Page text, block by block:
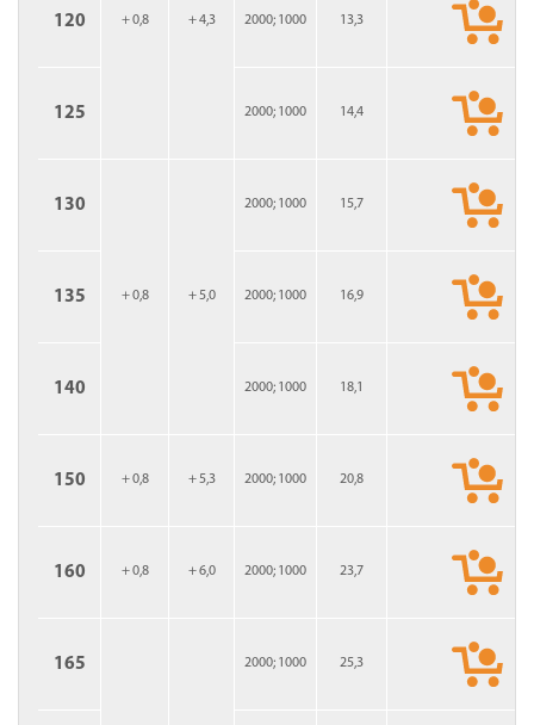
+ 0,8 + 4,3
120 2000; 1000 13,3
125 2000; 1000 14,4
130
+ 0,8 + 5,0
2000; 1000 15,7
135 2000; 1000 16,9
140 2000; 1000 18,1
150 + 0,8 + 5,3 2000; 1000 20,8
160 + 0,8 + 6,0 2000; 1000 23,7
165 2000; 1000 25,3